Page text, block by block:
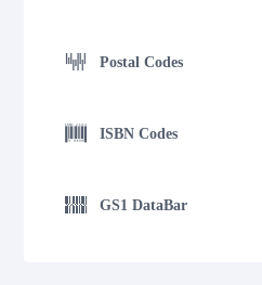
Postal Codes
ISBN Codes
GS1 DataBar